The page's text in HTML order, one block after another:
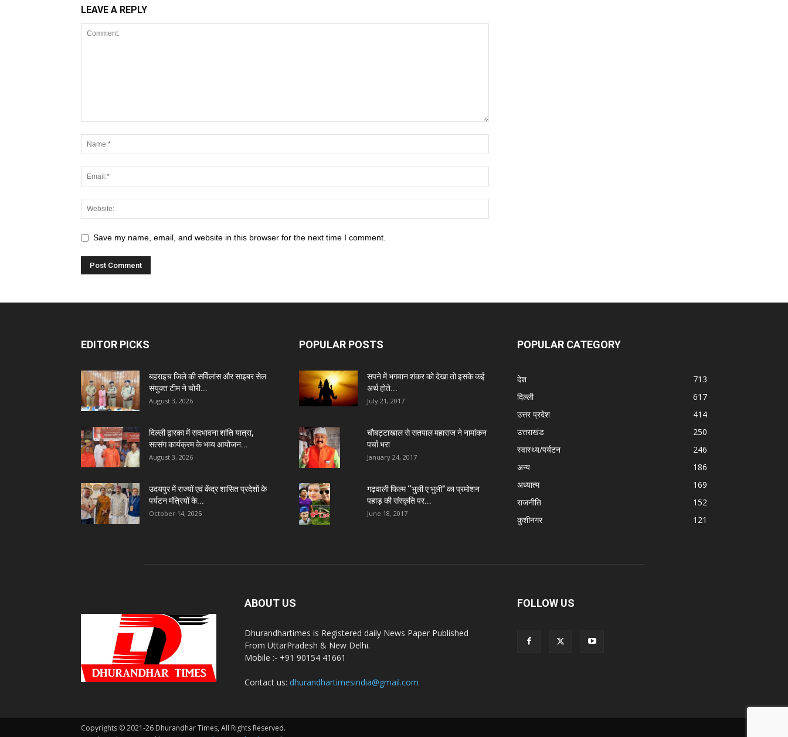
LEAVE A REPLY
Save my name, email, and website in this browser for the next time I comment.
EDITOR PICKS
बहराइच जिले की सर्विलांस और साइबर सेल
संयुक्त टीम ने चोरी...
August 3, 2026
दिल्ली द्वारका में सदभावना शांति यात्रा,
सत्संग कार्यक्रम के भव्य आयोजन...
August 3, 2026
उदयपुर में राज्यों एवं केंद्र शासित प्रदेशों के
पर्यटन मंत्रियों के...
October 14, 2025
POPULAR POSTS
सपने में भगवान शंकर को देखा तो इसके कई
अर्थ होते...
July 21, 2017
चौबट्टाखाल से सतपाल महाराज ने नामांकन
पर्चा भरा
January 24, 2017
गढ़वाली फिल्म ‘‘भुली ए भुली’’ का प्रमोशन
पहाड़ की संस्कृति पर...
June 18, 2017
POPULAR CATEGORY
देश
713
दिल्ली
617
उत्तर प्रदेश
414
उत्तराखंड
250
स्वास्थ्य/पर्यटन
246
अन्य
186
अध्यात्म
169
राजनीति
152
कुशीनगर
121
ABOUT US
Dhurandhartimes is Registered daily News Paper Published
From UttarPradesh & New Delhi.
Mobile :- +91 90154 41661
Contact us: dhurandhartimesindia@gmail.com
FOLLOW US
Copyrights © 2021-26 Dhurandhar Times, All Rights Reserved.